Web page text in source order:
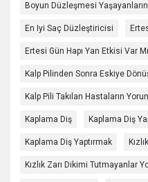
Boyun Düzleşmesi
En Iyi Saç Düzleştiricisi
Ertesi Gün Hapı Yan Etkisi Var Mı
Kalp Pilinden Sonra Eskiye
Kalp Pili Takılan Hastaların
Kaplama Diş Kaplama Diş
Kaplama Diş Yaptırmak
Kızlık Zarı Dikimi Tutmayanlar